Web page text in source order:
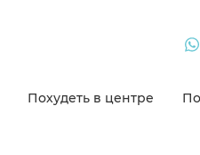
Похудеть в центре